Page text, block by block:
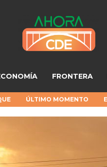
FRONTERA
ÚLTIMO MOMENTO